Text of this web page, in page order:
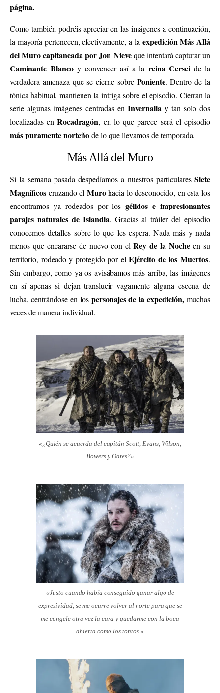
página.
Como también podréis apreciar en las imágenes a continuación,
la mayoría pertenecen, efectivamente, a la expedición Más Allá
del Muro capitaneada por Jon Nieveque intentará capturar un
Caminante Blancoy convencer así a la reina Cersei de la
verdadera amenaza que se cierne sobre Poniente. Dentro de la
tónica habitual, mantienen la intriga sobre el episodio. Cierran la
serie algunas imágenes centradas en Invernalia y tan solo dos
localizadas enRocadragón, en lo que parece será el episodio
más puramente norteñode lo que llevamos de temporada.
Más Allá del Muro
Si la semana pasada despedíamos a nuestros particulares Siete
Magníficos cruzando el Murohacia lo desconocido, en esta los
encontramos ya rodeados por losgélidos e impresionantes
parajes naturales de Islandia. Gracias al tráiler del episodio
conocemos detalles sobre lo que les espera. Nada más y nada
menos que encararse de nuevo con elRey de la Noche en su
territorio, rodeado y protegido por elEjército de los Muertos.
Sin embargo, como ya os avisábamos más arriba, las imágenes
en sí apenas si dejan translucir vagamente alguna escena de
lucha, centrándose en los personajes de la expedición, muchas
veces de manera individual.
«¿Quién se acuerda del capitán Scott, Evans, Wilson,
Bowers y Oates?»
«Justo cuando había conseguido ganar algo de
expresividad, se me ocurre volver al norte para que se
me congele otra vez la cara y quedarme con la boca
abierta como los tontos.»